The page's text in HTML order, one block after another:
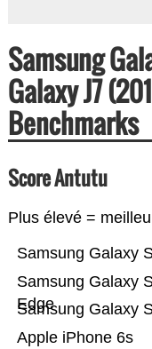
Samsung
Galaxy J7
Benchmarks
Score Antutu
Plus élevé =
Apple iPhone 6s
Samsung Galaxy
Samsung Galaxy
Edge
Samsung Galaxy